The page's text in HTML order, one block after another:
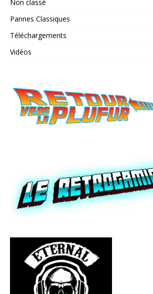
Non classé
Pannes Classiques
Téléchargements
Vidéos